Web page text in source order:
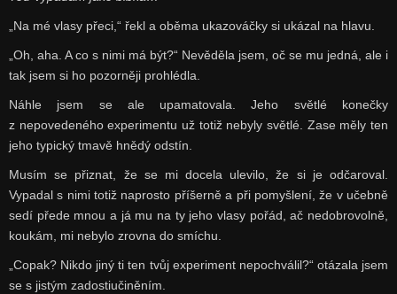
„Na mé vlasy přeci,“ řekl a oběma ukazováčky si ukázal na hlavu.
„Oh, aha. A co s nimi má být?“ Nevěděla jsem, oč se mu jedná, ale i
tak jsem si ho pozorněji prohlédla.
Náhle jsem se ale upamatovala. Jeho světlé konečky
z nepovedeného experimentu už totiž nebyly světlé. Zase měly ten
jeho typický tmavě hnědý odstín.
Musím se přiznat, že se mi docela ulevilo, že si je odčaroval.
Vypadal s nimi totiž naprosto příšerně a při pomyšlení, že v učebně
sedí přede mnou a já mu na ty jeho vlasy pořád, ač nedobrovolně,
koukám, mi nebylo zrovna do smíchu.
„Copak? Nikdo jiný ti ten tvůj experiment nepochválil?“ otázala jsem
se s jistým zadostiučiněním.